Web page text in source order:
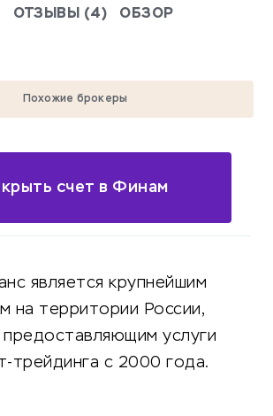
ОТЗЫВЫ (4) ОБЗОР
Похожие брокеры
счет в Финам
является крупнейшим
на территории России,
услуги
трейдинга с 2000 года.